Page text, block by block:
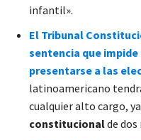
infantil».
El Tribunal
sentencia que impide
presentarse a las
latinoamericano
cualquier alto cargo,
constitucionalde